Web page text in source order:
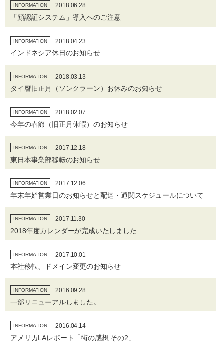
INFORMATION 2018.06.28
「顔認証システム」導入へのご注意
INFORMATION 2018.04.23
インドネシア休日のお知らせ
INFORMATION 2018.03.13
タイ暦旧正月（ソンクラーン）お休みのお知らせ
INFORMATION 2018.02.07
今年の春節（旧正月休暇）のお知らせ
INFORMATION 2017.12.18
東日本事業部移転のお知らせ
INFORMATION 2017.12.06
年末年始営業日のお知らせと配達・通関スケジュールについて
INFORMATION 2017.11.30
2018年度カレンダーが完成いたしました
INFORMATION 2017.10.01
本社移転、ドメイン変更のお知らせ
INFORMATION 2016.09.28
一部リニューアルしました。
INFORMATION 2016.04.14
アメリカLAレポート「街の感想 その2」